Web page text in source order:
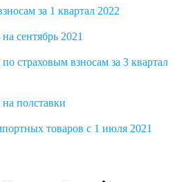
за 1 квартал 2022
сентябрь 2021
страховым взносам за 3 квартал
полставки
товаров с 1 июля 2021